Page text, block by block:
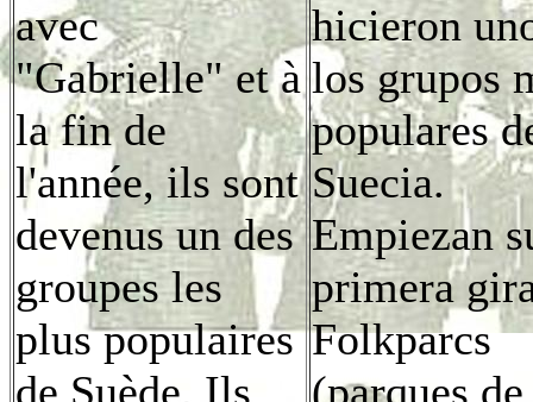
avec
"Gabrielle" et à
la fin de
l'année, ils sont
devenus un des
groupes les
plus populaires
de Suède. Ils
hicieron
los grupos
populares
Suecia.
Empiezan
primera
Folkparcs
(parques de